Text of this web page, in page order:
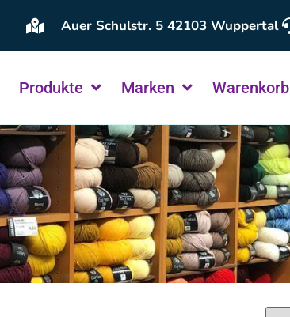
Auer Schulstr. 5 42103 Wuppertal
Produkte Marken Warenkorb